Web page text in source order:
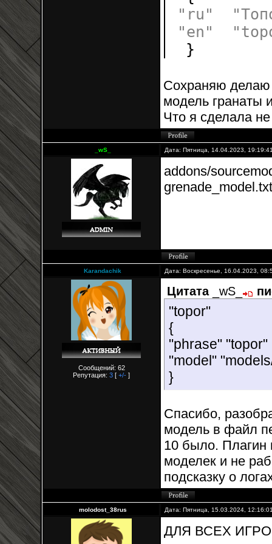
"ru"
"en"
}
Сохраняю делаю
модель гранаты
Что я сделала не
_wS_ Дата: Пятница, 14.04.2023,
addons/
Karandachik Дата: Воскресенье, 16.04.2023,
Сообщений: 62
Репутация: 3 [ +/- ]
Цитата _wS_
"topor"
{
"phrase" "topor"
"model"
}
Спасибо,
модель в файл
10 было. Плагин
моделек и не
подсказку о
molodost_38rus Дата: Пятница, 15.03.2024,
ДЛЯ ВСЕХ